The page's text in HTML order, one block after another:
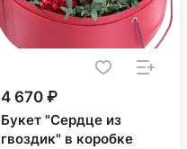
4 670 ₽
Букет "Сердце из
гвоздик" в коробке